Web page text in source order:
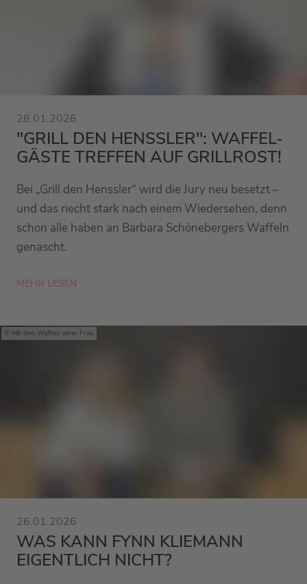
28.01.2026
"GRILL DEN HENSSLER": WAFFEL-
GÄSTE TREFFEN AUF GRILLROST!
Bei „Grill den Henssler“ wird die Jury neu besetzt –
und das riecht stark nach einem Wiedersehen, denn
schon alle haben an Barbara Schönebergers Waffeln
genascht.
MEHR LESEN
Mit den Waffeln einer Frau
26.01.2026
WAS KANN FYNN KLIEMANN
EIGENTLICH NICHT?